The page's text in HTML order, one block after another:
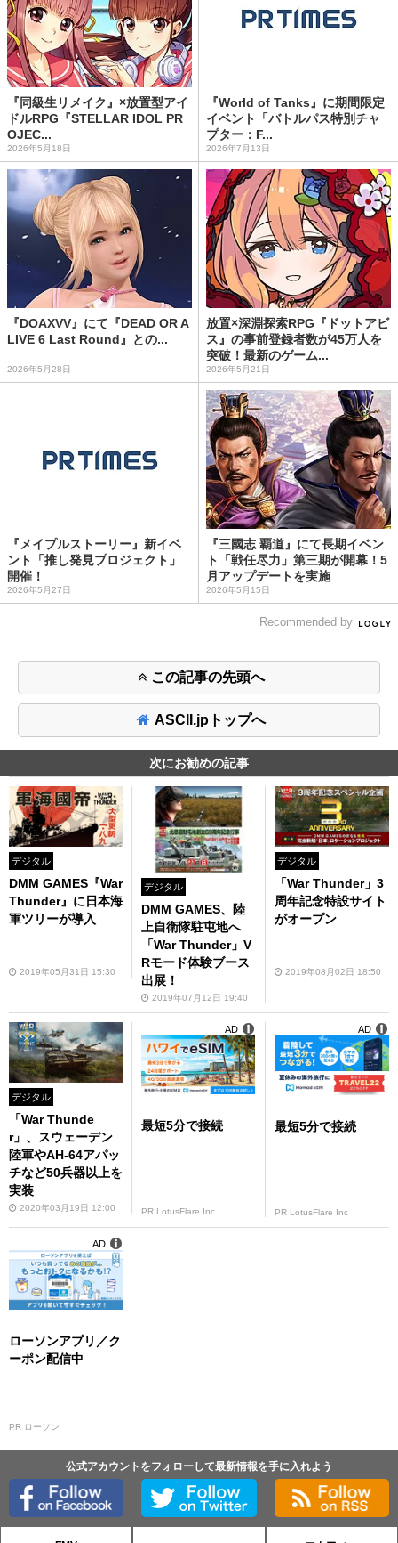
『同級生リメイク』×放置型アイ
ドルRPG『STELLAR IDOL PR
OJEC...
2026年5月18日
『World of Tanks』に期間限定
イベント「バトルパス特別チャ
プター：F...
2026年7月13日
『DOAXVV』にて『DEAD OR A
LIVE 6 Last Round』との...
2026年5月28日
放置×深淵探索RPG『ドットアビ
ス』の事前登録者数が45万人を
突破！最新のゲーム...
2026年5月21日
『メイプルストーリー』新イベ
ント「推し発見プロジェクト」
開催！
2026年5月27日
『三國志 覇道』にて長期イベン
ト「戦任尽力」第三期が開幕！5
月アップデートを実施
2026年5月15日
Recommended by
この記事の先頭へ
ASCII.jpトップへ
次にお勧めの記事
デジタル
DMM GAMES『War
Thunder』に日本海
軍ツリーが導入
2019年05月31日 15:30
デジタル
DMM GAMES、陸
上自衛隊駐屯地へ
「War Thunder」V
Rモード体験ブース
出展！
2019年07月12日 19:40
デジタル
「War Thunder」3
周年記念特設サイト
がオープン
2019年08月02日 18:50
デジタル
「War Thunde
r」、スウェーデン
陸軍やAH-64アパッ
チなど50兵器以上を
実装
2020年03月19日 12:00
最短5分で接続
PR LotusFlare Inc
AD
最短5分で接続
PR LotusFlare Inc
AD
ローソンアプリ／ク
ーポン配信中
PR ローソン
AD
公式アカウントをフォローして最新情報を手に入れよう